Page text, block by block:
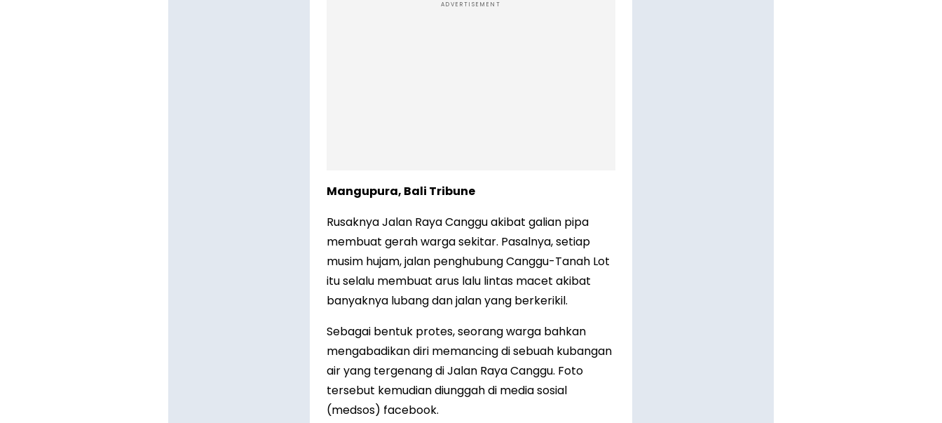
ADVERTISEMENT
Mangupura, Bali Tribune
Rusaknya Jalan Raya Canggu akibat galian pipa
membuat gerah warga sekitar. Pasalnya, setiap
musim hujam, jalan penghubung Canggu-Tanah Lot
itu selalu membuat arus lalu lintas macet akibat
banyaknya lubang dan jalan yang berkerikil.
Sebagai bentuk protes, seorang warga bahkan
mengabadikan diri memancing di sebuah kubangan
air yang tergenang di Jalan Raya Canggu. Foto
tersebut kemudian diunggah di media sosial
(medsos) facebook.